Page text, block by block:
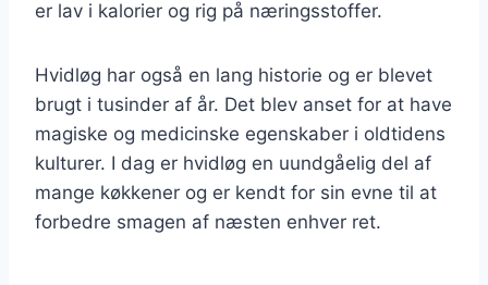
er lav i kalorier og rig på næringsstoffer.
Hvidløg har også en lang historie og er blevet
brugt i tusinder af år. Det blev anset for at have
magiske og medicinske egenskaber i oldtidens
kulturer. I dag er hvidløg en uundgåelig del af
mange køkkener og er kendt for sin evne til at
forbedre smagen af næsten enhver ret.